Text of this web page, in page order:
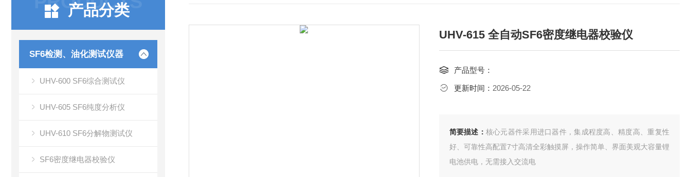
产品分类
SF6检测、油化测试仪器
UHV-600 SF6综合测试仪
UHV-605 SF6纯度分析仪
UHV-610 SF6分解物测试仪
SF6密度继电器校验仪
UHV-615 全自动SF6密度继电器校验仪
产品型号：
更新时间： 2026-05-22
简要描述： 核心元器件采用进口器件，集成程度高、精度高、重复性
好、可靠性高配置7寸高清全彩触摸屏，操作简单、界面美观大容量锂
电池供电，无需接入交流电